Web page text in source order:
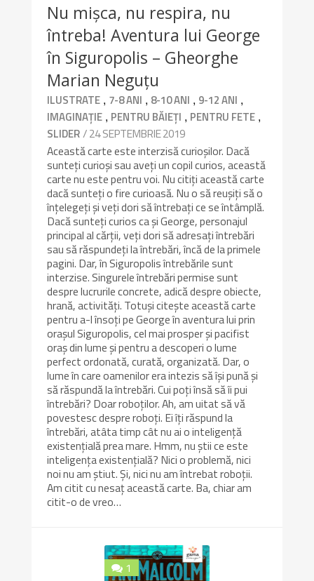
Nu mișca, nu respira, nu
întreba! Aventura lui George
în Siguropolis – Gheorghe
Marian Neguțu
ILUSTRATE , 7-8 ANI , 8-10 ANI , 9-12 ANI ,
IMAGINAȚIE , PENTRU BĂIEȚI , PENTRU FETE ,
SLIDER/ 24 SEPTEMBRIE 2019
Această carte este interzisă curioșilor. Dacă
sunteți curioși sau aveți un copil curios, această
carte nu este pentru voi. Nu citiți această carte
dacă sunteți o fire curioasă. Nu o să reușiți să o
înțelegeți și veți dori să întrebați ce se întâmplă.
Dacă sunteți curios ca și George, personajul
principal al cărții, veți dori să adresați întrebări
sau să răspundeți la întrebări, încă de la primele
pagini. Dar, în Siguropolis întrebările sunt
interzise. Singurele întrebări permise sunt
despre lucrurile concrete, adică despre obiecte,
hrană, activități. Totuși citește această carte
pentru a-l însoți pe George în aventura lui prin
orașul Siguropolis, cel mai prosper și pacifist
oraș din lume și pentru a descoperi o lume
perfect ordonată, curată, organizată. Dar, o
lume în care oamenilor era intezis să își pună și
să răspundă la întrebări. Cui poți însă să îi pui
întrebări? Doar roboților. Ah, am uitat să vă
povestesc despre roboți. Ei îți răspund la
întrebări, atâta timp cât nu ai o inteligență
existențială prea mare. Hmm, nu știi ce este
inteligența existențială? Nici o problemă, nici
noi nu am știut. Și, nici nu am întrebat roboții.
Am citit cu nesaț această carte. Ba, chiar am
citit-o de vreo…
1